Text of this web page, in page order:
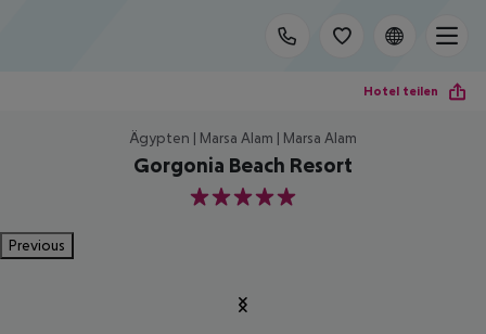
Hotel teilen
Ägypten | Marsa Alam | Marsa Alam
Gorgonia Beach Resort
5
Previous